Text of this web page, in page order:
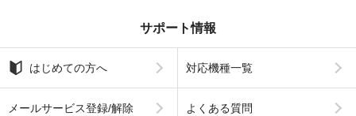
サポート情報
はじめての方へ 対応機種一覧
メールサービス登録/解除 よくある質問